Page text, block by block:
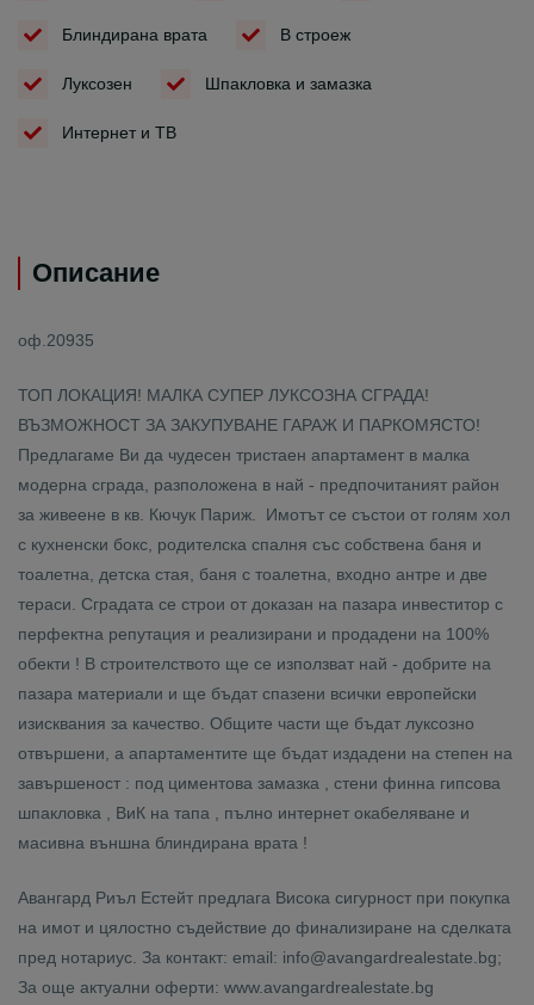
Блиндирана врата В строеж
Луксозен Шпакловка и замазка
Интернет и ТВ
Описание
оф.20935
ТОП ЛОКАЦИЯ! МАЛКА СУПЕР ЛУКСОЗНА СГРАДА!
ВЪЗМОЖНОСТ ЗА ЗАКУПУВАНЕ ГАРАЖ И ПАРКОМЯСТО!
Предлагаме Ви да чудесен тристаен апартамент в малка
модерна сграда, разположена в най - предпочитаният район
за живеене в кв. Кючук Париж. Имотът се състои от голям хол
с кухненски бокс, родителска спалня със собствена баня и
тоалетна, детска стая, баня с тоалетна, входно антре и две
тераси. Сградата се строи от доказан на пазара инвеститор с
перфектна репутация и реализирани и продадени на 100%
обекти ! В строителството ще се използват най - добрите на
пазара материали и ще бъдат спазени всички европейски
изисквания за качество. Общите части ще бъдат луксозно
отвършени, а апартаментите ще бъдат издадени на степен на
завършеност : под циментова замазка , стени финна гипсова
шпакловка , ВиК на тапа , пълно интернет окабеляване и
масивна външна блиндирана врата !
Авангард Риъл Естейт предлага Висока сигурност при покупка
на имот и цялостно съдействие до финализиране на сделката
пред нотариус. За контакт: email: info@avangardrealestate.bg;
За още актуални оферти: www.avangardrealestate.bg